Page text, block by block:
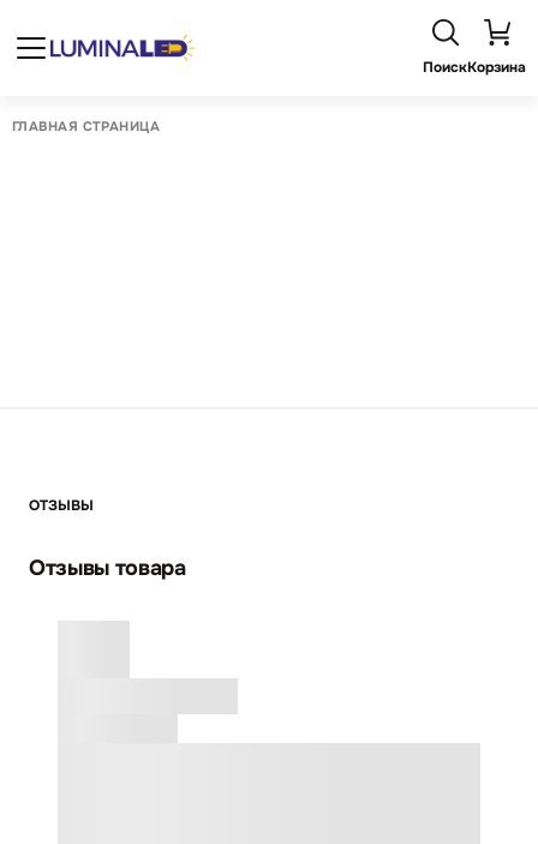
ПоискКорзина
ГЛАВНАЯ СТРАНИЦА
ОТЗЫВЫ
Отзывы товара